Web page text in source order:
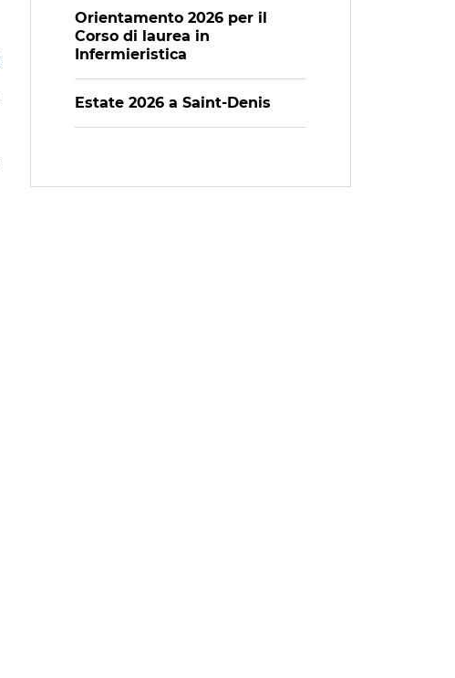
Orientamento 2026 per il
Corso di laurea in
Infermieristica
Estate 2026 a Saint-Denis